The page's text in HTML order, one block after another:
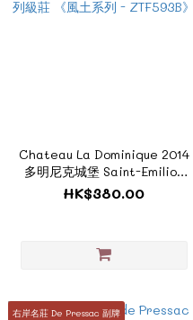
Chateau La Dominique 2014
多明尼克城堡 Saint-Emilion
Grand Cru Classe 聖埃美隆優
等列級莊 《風土系列 -
HK$380.00
右岸名莊 De Pressac 副牌